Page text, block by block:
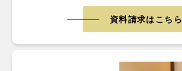
資料請求はこちら